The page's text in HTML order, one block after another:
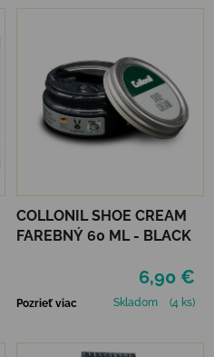
COLLONIL SHOE CREAM
FAREBNÝ 60 ML - BLACK
6,90 €
Pozrieť viac Skladom (4 ks)